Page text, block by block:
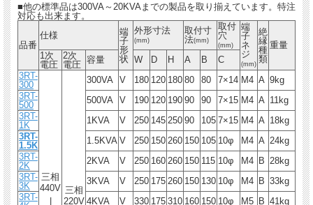
■他の標準品は300VA～20KVAまでの製品を取り揃えています。特注
対応も出来ます。
品番
仕様
端
子
形
状
外形寸法
(mm)
取付寸
法(mm)
取付
穴
(mm)
端
子
ネ
ジ
(mm)
絶
縁
種
類
重量
1次
電圧
2次
電圧 容量 W D H A B
C
3RT-
300
三相
440V 三相
220V
300VA V 180 120 180 80 80 7×14 M4 A 9kg
3RT-
500
500VA V 190 120 190 90 90 7×15 M4 A 11kg
3RT-
1K
1KVA V 250 145 250 90 105 7×15 M4 A 18kg
3RT-
1.5K
1.5KVA V 250 150 260 150 105 10φ M4 A 24kg
3RT-
2K
2KVA V 250 160 260 150 115 10φ M4 B 28kg
3RT-
3K
3KVA V 250 175 260 150 130 10φ M4 B 33kg
3RT-
4KVA V 330 175 310 160 150 10φ M5 B 41kg